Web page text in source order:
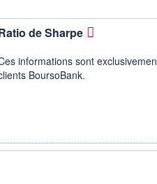
de Sharpe
informations sont
BoursoBank.